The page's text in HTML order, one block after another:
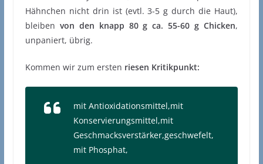
Hähnchen nicht drin ist (evtl. 3-5 g durch die Haut),
bleiben von den knapp 80 g ca. 55-60 g Chicken,
unpaniert, übrig.
Kommen wir zum ersten riesen Kritikpunkt:
mit Antioxidationsmittel,mit
Konservierungsmittel,mit
Geschmacksverstärker,geschwefelt,
mit Phosphat,